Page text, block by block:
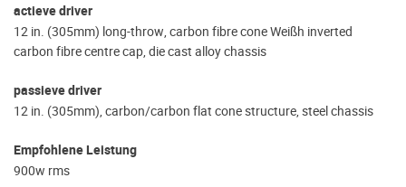
actieve driver
12 in. (305mm) long-throw, carbon fibre cone Weißh inverted
carbon fibre centre cap, die cast alloy chassis
passieve driver
12 in. (305mm), carbon/carbon flat cone structure, steel chassis
Empfohlene Leistung
900w rms